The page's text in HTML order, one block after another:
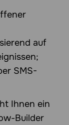
auf
SMS-
Ihnen ein
Builder